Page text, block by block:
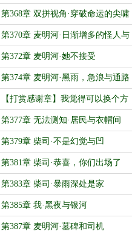
第368章 双拼视角·穿破命运的尖啸
第370章 麦明河·日渐增多的怪人与
伊文
第372章 麦明河·她不接受
第374章 麦明河·黑雨，急浪与通路
【打赏感谢章】我觉得可以换个方
式感谢姥姥
第377章 无法测知·居民与衣帽间
第379章 柴司·不是幻觉与凹
第381章 柴司·恭喜，你们出场了
第383章 柴司·暴雨深处是家
第385章 我·黑夜与银河
第387章 麦明河·墓碑和司机